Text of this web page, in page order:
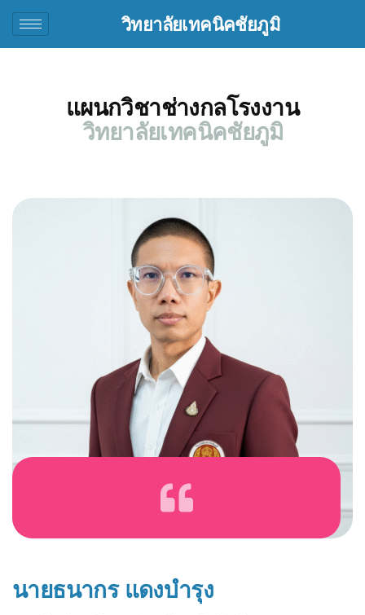
วิทยาลัยเทคนิคชัยภูมิ
แผนกวิชาช่างกลโรงงาน
วิทยาลัยเทคนิคชัยภูมิ
นายธนากร แดงบำรุง